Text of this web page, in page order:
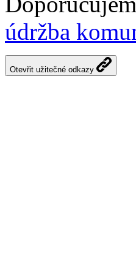
údržba
Otevřit užitečné odkazy